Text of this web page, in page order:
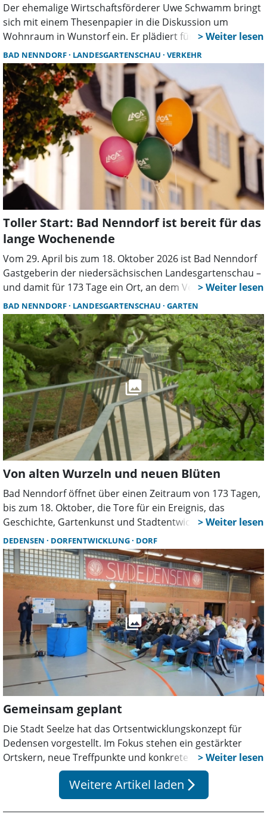
Der ehemalige Wirtschaftsförderer Uwe Schwamm bringt
sich mit einem Thesenpapier in die Diskussion um
Wohnraum in Wunstorf ein. Er plädiert für eine
Kombination aus Neubau und der Aktivierung
leerstehender Immobilien und sieht darin erhebliches
Potenzial für die Stadtentwicklung.
BAD NENNDORF LANDESGARTENSCHAU VERKEHR
Toller Start: Bad Nenndorf ist bereit für das
lange Wochenende
Vom 29. April bis zum 18. Oktober 2026 ist Bad Nenndorf
Gastgeberin der niedersächsischen Landesgartenschau –
und damit für 173 Tage ein Ort, an dem Veranstaltungen,
Begegnungen, Gartenideen und neue Lieblingsplätze
zusammenkommen.
BAD NENNDORF LANDESGARTENSCHAU GARTEN
Von alten Wurzeln und neuen Blüten
Bad Nenndorf öffnet über einen Zeitraum von 173 Tagen,
bis zum 18. Oktober, die Tore für ein Ereignis, das
Geschichte, Gartenkunst und Stadtentwicklung auf
besondere Weise zusammenfügt: Die achte
niedersächsische Landesgartenschau.
DEDENSEN DORFENTWICKLUNG DORF
Gemeinsam geplant
Die Stadt Seelze hat das Ortsentwicklungskonzept für
Dedensen vorgestellt. Im Fokus stehen ein gestärkter
Ortskern, neue Treffpunkte und konkrete Projekte für
Infrastruktur und Gemeinschaft. Viele Vorhaben sollen
bereits in den kommenden Jahren umgesetzt werden.
Weitere Artikel laden arrow_forward_ios